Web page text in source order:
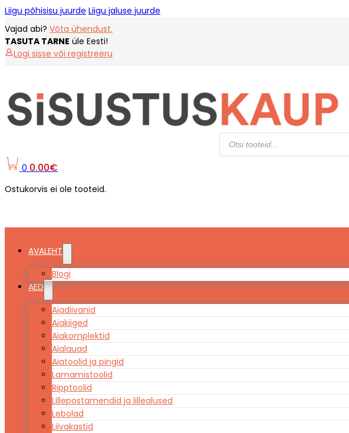
Liigu põhisisu juurde Liigu jaluse juurde
Vajad abi? Võta ühendust.
TASUTA TARNE üle Eesti!
Logi sisse või registreeru
Products
search
0 0.00€
Ostukorvis ei ole tooteid.
AVALEHT
Blogi
AED
Aiadiivanid
Aiakiiged
Aiakomplektid
Aialauad
Aiatoolid ja pingid
Lamamistoolid
Ripptoolid
Lillepostamendid ja lillealused
Lebolad
Liivakastid